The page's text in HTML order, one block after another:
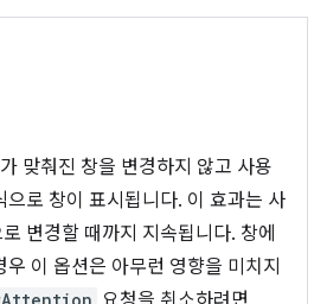
맞춰진 창을 변경하지 않고 사용
으로 창이 표시됩니다. 이 효과는 사
변경할 때까지 지속됩니다. 창에
이 옵션은 아무런 영향을 미치지